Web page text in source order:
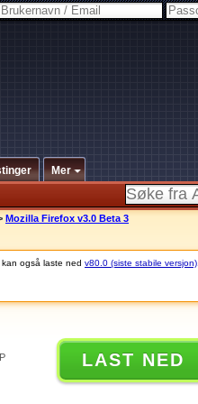
Mer
Mozilla Firefox v3.0 Beta 3
også laste ned v80.0 (siste stabile versjon)
LAST NED